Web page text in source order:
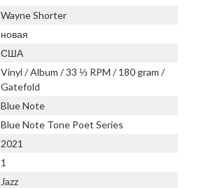
Wayne Shorter
новая
США
Vinyl / Album / 33 ⅓ RPM / 180 gram /
Gatefold
Blue Note
Blue Note Tone Poet Series
2021
1
Jazz